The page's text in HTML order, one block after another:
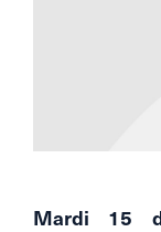
Mardi 15